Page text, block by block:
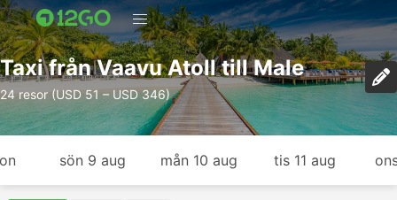
Taxi från Vaavu Atoll till Male
24 resor (USD 51 – USD 346)
sön 9 aug mån 10 aug tis 11 aug